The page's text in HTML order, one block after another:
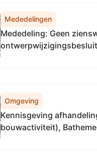
Mededelingen
Mededeling: Geen
Omgeving
Kennisgeving
bouwactiviteit),